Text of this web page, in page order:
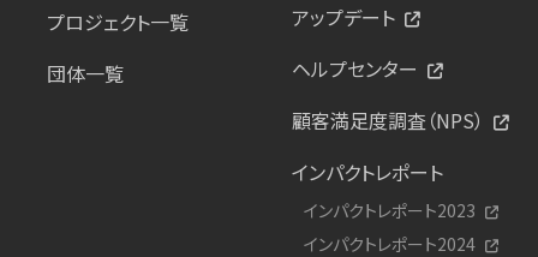
プロジェクト一覧
団体一覧
アップデート
ヘルプセンター
顧客満足度調査（NPS）
インパクトレポート
インパクトレポート2023
インパクトレポート2024